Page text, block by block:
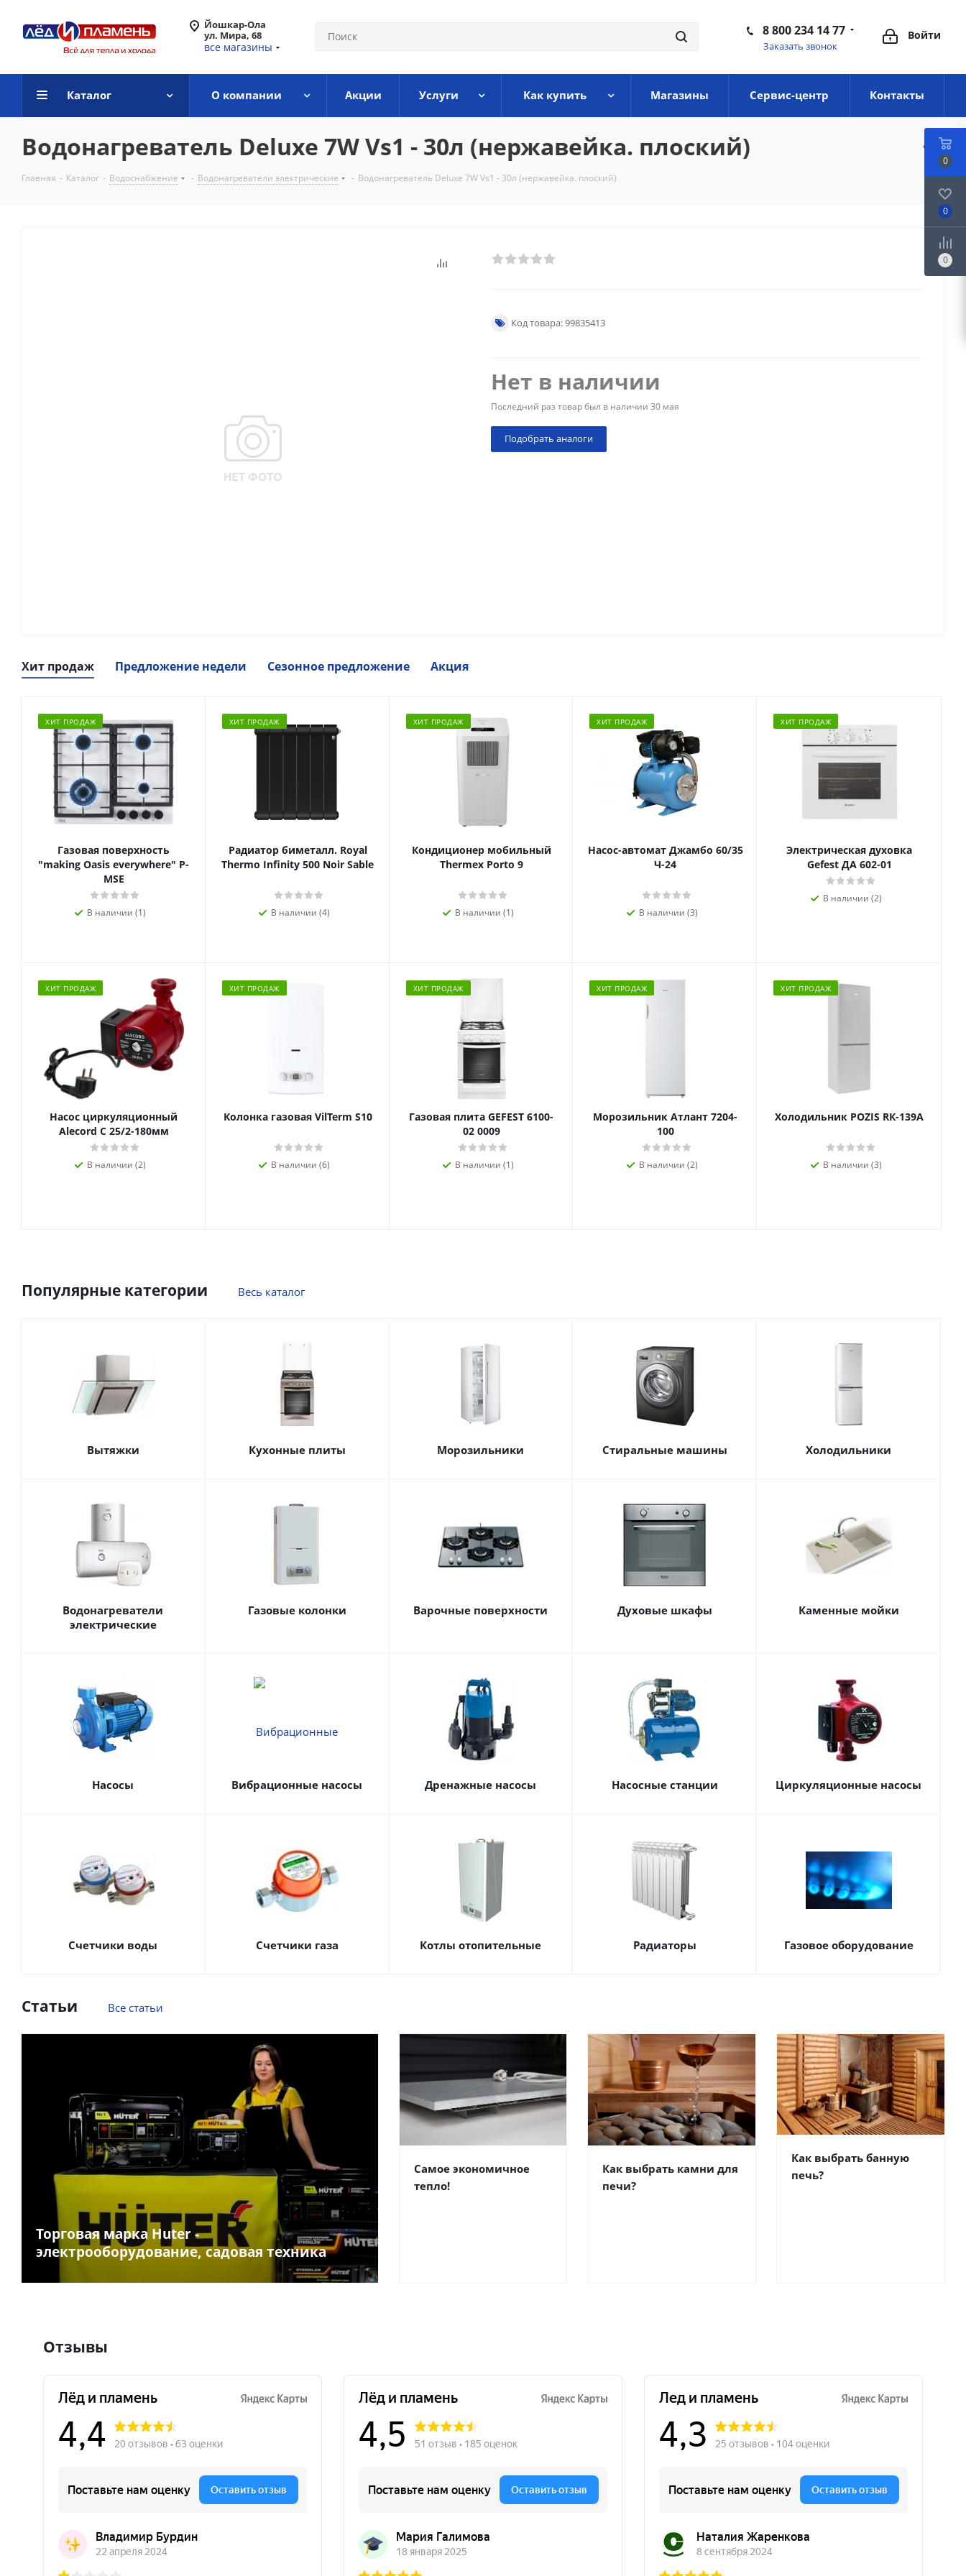
Йошкар-Ола
ул. Мира, 68
все магазины
Войти
8 800 234 14 77
Заказать звонок
Каталог О компании Акции Услуги Как купить Магазины Сервис-центр Контакты
Водонагреватель Deluxe 7W Vs1 - 30л (нержавейка. плоский)
Главная - Каталог - Водоснабжение - Водонагреватели электрические - Водонагреватель Deluxe 7W Vs1 - 30л (нержавейка. плоский)
Код товара: 99835413
Нет в наличии
Последний раз товар был в наличии 30 мая
Подобрать аналоги
Хит продаж Предложение недели Сезонное предложение Акция
ХИТ ПРОДАЖ
Газовая поверхность
"making Oasis everywhere" P-
MSE
В наличии (1)
ХИТ ПРОДАЖ
Радиатор биметалл. Royal
Thermo Infinity 500 Noir Sable
В наличии (4)
ХИТ ПРОДАЖ
Кондиционер мобильный
Thermex Porto 9
В наличии (1)
ХИТ ПРОДАЖ
Насос-автомат Джамбо 60/35
Ч-24
В наличии (3)
ХИТ ПРОДАЖ
Электрическая духовка
Gefest ДА 602-01
В наличии (2)
ХИТ ПРОДАЖ
Насос циркуляционный
Alecord C 25/2-180мм
В наличии (2)
ХИТ ПРОДАЖ
Колонка газовая VilTerm S10
В наличии (6)
ХИТ ПРОДАЖ
Газовая плита GEFEST 6100-
02 0009
В наличии (1)
ХИТ ПРОДАЖ
Морозильник Атлант 7204-
100
В наличии (2)
ХИТ ПРОДАЖ
Холодильник POZIS RК-139А
В наличии (3)
Популярные категории Весь каталог
Вытяжки Кухонные плиты Морозильники Стиральные машины Холодильники
Водонагреватели
электрические
Газовые колонки Варочные поверхности Духовые шкафы Каменные мойки
Насосы Вибрационные насосы Дренажные насосы Насосные станции Циркуляционные насосы
Счетчики воды Счетчики газа Котлы отопительные Радиаторы Газовое оборудование
Статьи Все статьи
Торговая марка Huter -
электрооборудование, садовая техника
Самое экономичное
тепло!
Как выбрать камни для
печи?
Как выбрать банную
печь?
Отзывы
0
0
0